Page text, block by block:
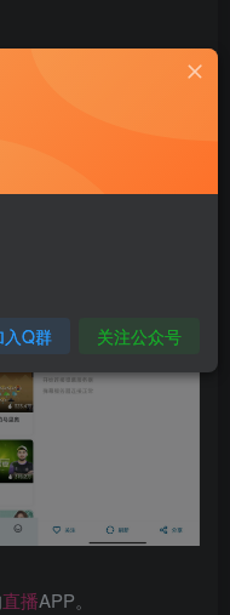
关注
直播APP。
入Q群 关注公众号